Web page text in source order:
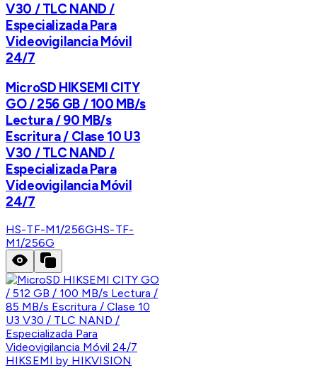
V30 / TLC NAND /
Especializada Para
Videovigilancia Móvil
24/7
MicroSD HIKSEMI CITY
GO / 256 GB / 100 MB/s
Lectura / 90 MB/s
Escritura / Clase 10 U3
V30 / TLC NAND /
Especializada Para
Videovigilancia Móvil
24/7
HS-TF-M1/256GHS-TF-
M1/256G
HIKSEMI by HIKVISION